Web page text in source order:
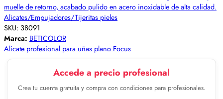
Alicates/Empujadores/Tijeritas pieles
SKU: 38091
Marca: BETICOLOR
Alicate profesional para uñas plano Focus
Accede a precio profesional
Crea tu cuenta gratuita y compra con condiciones para profesionales.